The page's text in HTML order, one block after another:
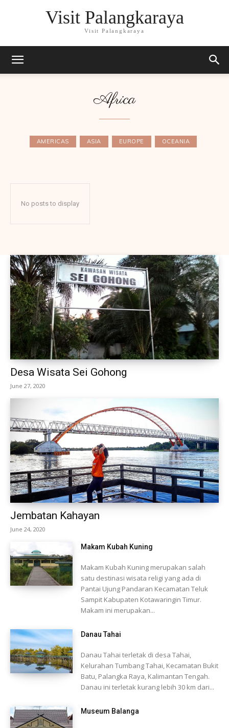
Visit Palangkaraya
Visit Palangkaraya
Africa
AMERICAS ASIA EUROPE OCEANIA
No posts to display
Desa Wisata Sei Gohong
June 27, 2020
Jembatan Kahayan
June 24, 2020
Makam Kubah Kuning
Makam Kubah Kuning merupakan salah
satu destinasi wisata religi yang ada di
Pantai Ujung Pandaran Kecamatan Teluk
Sampit Kabupaten Kotawaringin Timur.
Makam ini merupakan...
Danau Tahai
Danau Tahai terletak di desa Tahai,
Kelurahan Tumbang Tahai, Kecamatan Bukit
Batu, Palangka Raya, Kalimantan Tengah.
Danau ini terletak kurang lebih 30 km dari...
Museum Balanga